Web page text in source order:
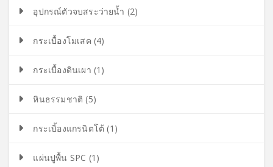
อุปกรณ์ตัวจบสระว่ายน้ำ (2)
กระเบื้องโมเสค (4)
กระเบื้องดินเผา (1)
หินธรรมชาติ (5)
กระเบิ้องแกรนิตโต้ (1)
แผ่นปูพื้น SPC (1)